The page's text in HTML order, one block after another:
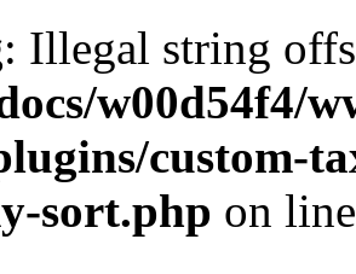
: Illegal string
w00d54f4/
custom-
sort.php on